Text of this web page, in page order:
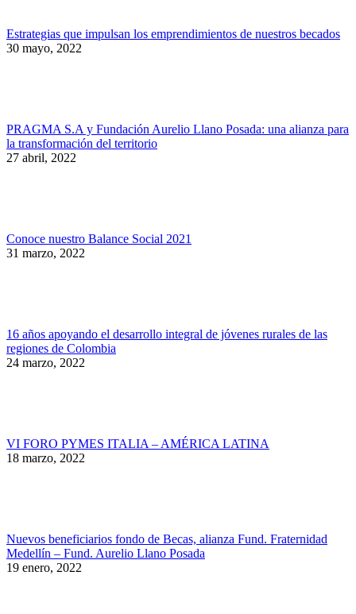
Estrategias que impulsan los emprendimientos de nuestros becados
30 mayo, 2022
PRAGMA S.A y Fundación Aurelio Llano Posada: una alianza para
la transformación del territorio
27 abril, 2022
Conoce nuestro Balance Social 2021
31 marzo, 2022
16 años apoyando el desarrollo integral de jóvenes rurales de las
regiones de Colombia
24 marzo, 2022
VI FORO PYMES ITALIA – AMÉRICA LATINA
18 marzo, 2022
Nuevos beneficiarios fondo de Becas, alianza Fund. Fraternidad
Medellín – Fund. Aurelio Llano Posada
19 enero, 2022